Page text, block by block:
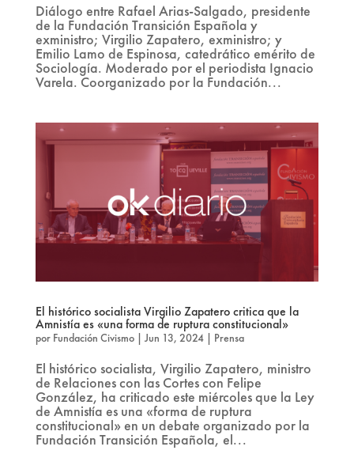
Diálogo entre Rafael Arias-Salgado, presidente
de la Fundación Transición Española y
exministro; Virgilio Zapatero, exministro; y
Emilio Lamo de Espinosa, catedrático emérito de
Sociología. Moderado por el periodista Ignacio
Varela. Coorganizado por la Fundación...
El histórico socialista Virgilio Zapatero critica que la
Amnistía es «una forma de ruptura constitucional»
por Fundación Civismo| Jun 13, 2024| Prensa
El histórico socialista, Virgilio Zapatero, ministro
de Relaciones con las Cortes con Felipe
González, ha criticado este miércoles que la Ley
de Amnistía es una «forma de ruptura
constitucional» en un debate organizado por la
Fundación Transición Española, el...